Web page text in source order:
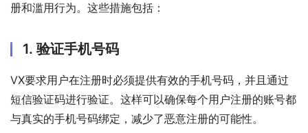
册和滥用行为。这些措施包括：
1. 验证手机号码
VX要求用户在注册时必须提供有效的手机号码，并且通过
短信验证码进行验证。这样可以确保每个用户注册的账号都
与真实的手机号码绑定，减少了恶意注册的可能性。